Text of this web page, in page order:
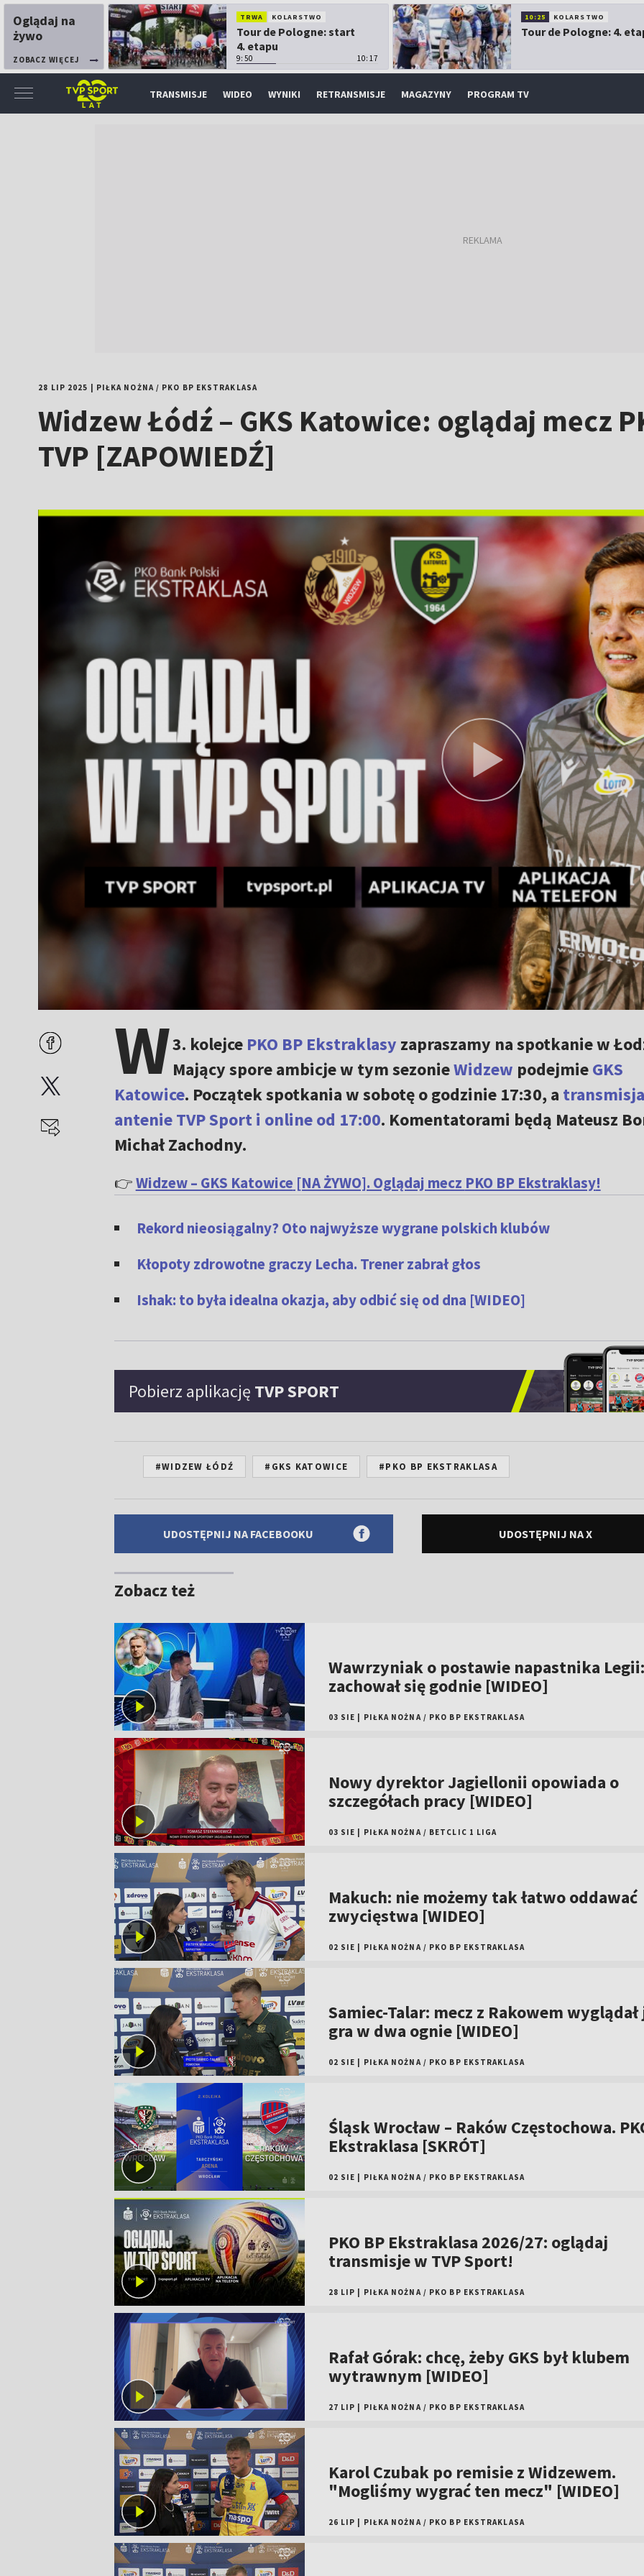
Oglądaj na
żywo
ZOBACZ WIĘCEJ
TRWA KOLARSTWO
Tour de Pologne: start
4. etapu
9:50 10:17
10:25 KOLARSTWO
Tour de Pologne: 4.
TRANSMISJE WIDEO WYNIKI RETRANSMISJE MAGAZYNY PROGRAM TV
28 LIP 2025 PIŁKA NOŻNA/ PKO BP EKSTRAKLASA
Widzew Łódź – GKS Katowice: oglądaj mecz
TVP [ZAPOWIEDŹ]
W3. kolejce PKO BP Ekstraklasy zapraszamy na spotkanie w
Mający spore ambicje w tym sezonieWidzew podejmieGKS
Katowice. Początek spotkania w sobotę o godzinie 17:30, a
antenie TVP Sport i online od 17:00. Komentatorami będą Mateusz
Michał Zachodny.
👉Widzew – GKS Katowice [NA ŻYWO]. Oglądaj mecz PKO BP Ekstraklasy!
Rekord nieosiągalny? Oto najwyższe wygrane polskich klubów
Kłopoty zdrowotne graczy Lecha. Trener zabrał głos
Ishak: to była idealna okazja, aby odbić się od dna [WIDEO]
Pobierz aplikację TVP SPORT
#WIDZEW ŁÓDŹ #GKS KATOWICE #PKO BP EKSTRAKLASA
UDOSTĘPNIJ NA FACEBOOKU UDOSTĘPNIJ NA X
Zobacz też
Wawrzyniak o postawie napastnika Legii:
zachował się godnie [WIDEO]
03 SIE PIŁKA NOŻNA / PKO BP EKSTRAKLASA
Nowy dyrektor Jagiellonii opowiada o
szczegółach pracy [WIDEO]
03 SIE PIŁKA NOŻNA / BETCLIC 1 LIGA
Makuch: nie możemy tak łatwo oddawać
zwycięstwa [WIDEO]
02 SIE PIŁKA NOŻNA / PKO BP EKSTRAKLASA
Samiec-Talar: mecz z Rakowem
gra w dwa ognie [WIDEO]
02 SIE PIŁKA NOŻNA / PKO BP EKSTRAKLASA
Śląsk Wrocław – Raków Częstochowa.
Ekstraklasa [SKRÓT]
02 SIE PIŁKA NOŻNA / PKO BP EKSTRAKLASA
PKO BP Ekstraklasa 2026/27: oglądaj
transmisje w TVP Sport!
28 LIP PIŁKA NOŻNA / PKO BP EKSTRAKLASA
Rafał Górak: chcę, żeby GKS był klubem
wytrawnym [WIDEO]
27 LIP PIŁKA NOŻNA / PKO BP EKSTRAKLASA
Karol Czubak po remisie z Widzewem.
"Mogliśmy wygrać ten mecz" [WIDEO]
26 LIP PIŁKA NOŻNA / PKO BP EKSTRAKLASA